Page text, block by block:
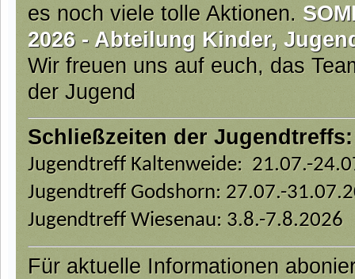
es noch viele tolle Aktionen.
2026 - Abteilung Kinder,
Wir freuen uns auf euch, das
der Jugend
Schließzeiten der Jugendtreffs:
Jugendtreff Kaltenweide: 21.07.-
Jugendtreff Godshorn: 27.07.-
Jugendtreff Wiesenau: 3.8.-7.8.2026
Für aktuelle Informationen